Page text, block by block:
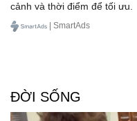
cảnh và thời điểm để tối ưu.
| SmartAds
ĐỜI SỐNG